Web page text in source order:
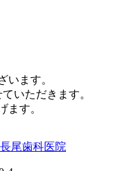
います。
いただきます。
ます。